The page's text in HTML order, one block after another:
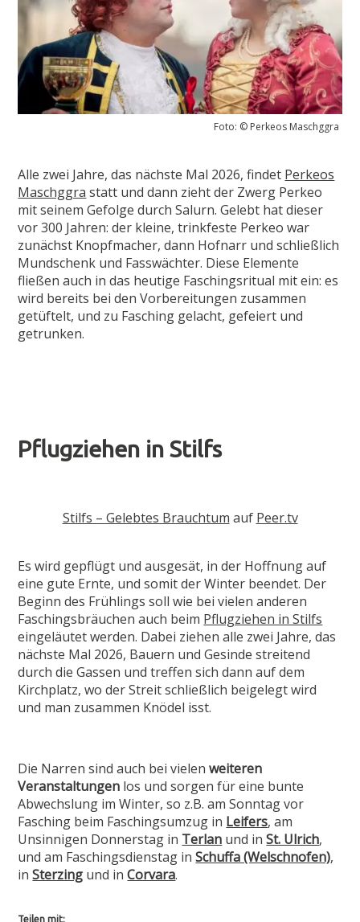
Foto: © Perkeos Maschggra
Alle zwei Jahre, das nächste Mal 2026, findet Perkeos
Maschggra statt und dann zieht der Zwerg Perkeo
mit seinem Gefolge durch Salurn. Gelebt hat dieser
vor 300 Jahren: der kleine, trinkfeste Perkeo war
zunächst Knopfmacher, dann Hofnarr und schließlich
Mundschenk und Fasswächter. Diese Elemente
fließen auch in das heutige Faschingsritual mit ein: es
wird bereits bei den Vorbereitungen zusammen
getüftelt, und zu Fasching gelacht, gefeiert und
getrunken.
Pflugziehen in Stilfs
Stilfs – Gelebtes Brauchtum auf Peer.tv
Es wird gepflügt und ausgesät, in der Hoffnung auf
eine gute Ernte, und somit der Winter beendet. Der
Beginn des Frühlings soll wie bei vielen anderen
Faschingsbräuchen auch beim Pflugziehen in Stilfs
eingeläutet werden. Dabei ziehen alle zwei Jahre, das
nächste Mal 2026, Bauern und Gesinde streitend
durch die Gassen und treffen sich dann auf dem
Kirchplatz, wo der Streit schließlich beigelegt wird
und man zusammen Knödel isst.
Die Narren sind auch bei vielenweiteren
Veranstaltungen los und sorgen für eine bunte
Abwechslung im Winter, so z.B. am Sonntag vor
Fasching beim Faschingsumzug in Leifers, am
Unsinnigen Donnerstag in Terlan und inSt. Ulrich,
und am Faschingsdienstag inSchuffa (Welschnofen),
inSterzing und inCorvara.
Teilen mit: